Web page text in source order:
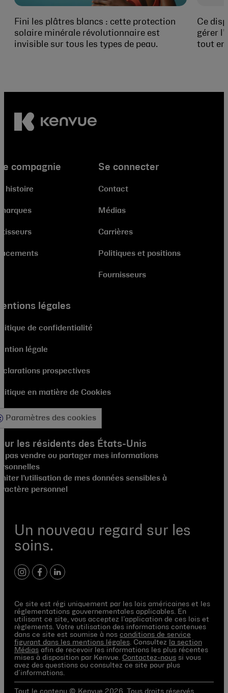
Fini les plâtres blancs : cette protection
solaire minérale révolutionnaire est
invisible sur tous les types de peau.
Ce
gérer
tout en
Un nouveau regard sur les
soins.
instagram
facebook
linkedin
compagnie
histoire
Se connecter
Contact
Médias
Carrières
Politiques et positions
Fournisseurs
légales
de confidentialité
légale
prospectives
en matière de Cookies
Paramètres des cookies
les résidents des États-Unis
pas vendre ou partager mes informations
l’utilisation de mes données sensibles à
personnel
Ce site est régi uniquement par les lois américaines et les
réglementations gouvernementales applicables. En
utilisant ce site, vous acceptez l’application de ces lois et
règlements. Votre utilisation des informations contenues
dans ce site est soumise à nos conditions de service
figurant dans les mentions légales . Consultez
la section
Médias afin de recevoir les informations les plus récentes
mises à disposition par Kenvue. Contactez-nous si vous
avez des questions ou consultez ce site pour plus
d’informations.
Tout le contenu © Kenvue 2026. Tous droits réservés.